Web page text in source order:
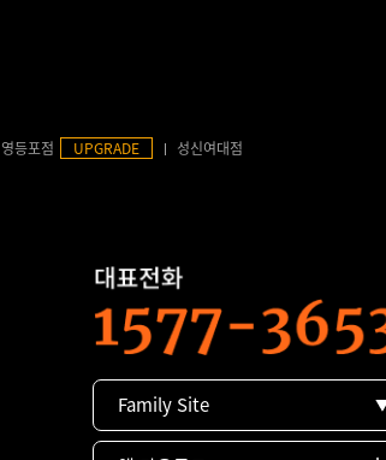
영등포점 UPGRADE 성신여대점
Family Site